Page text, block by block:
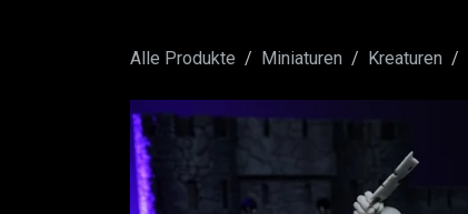
Alle Produkte Miniaturen Kreaturen